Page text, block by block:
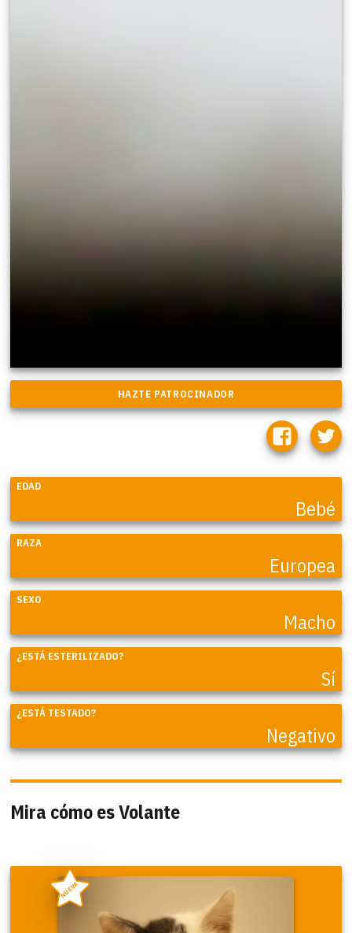
EDAD
Bebé
RAZA
Europea
SEXO
Macho
¿ESTÁ ESTERILIZADO?
Sí
¿ESTÁ TESTADO?
Negativo
Mira cómo es Volante
NUEVA